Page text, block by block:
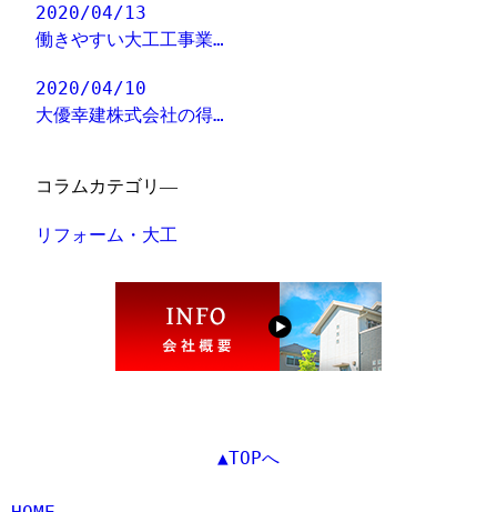
2020/04/13
働きやすい大工工事業…
2020/04/10
大優幸建株式会社の得…
コラムカテゴリ―
リフォーム・大工
▲TOPへ